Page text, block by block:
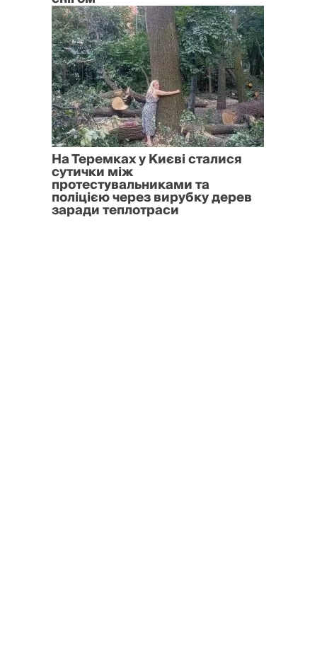
На Теремках у Києві сталися
сутички між
протестувальниками та
поліцією через вирубку дерев
заради теплотраси